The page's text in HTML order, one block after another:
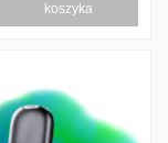
koszyka